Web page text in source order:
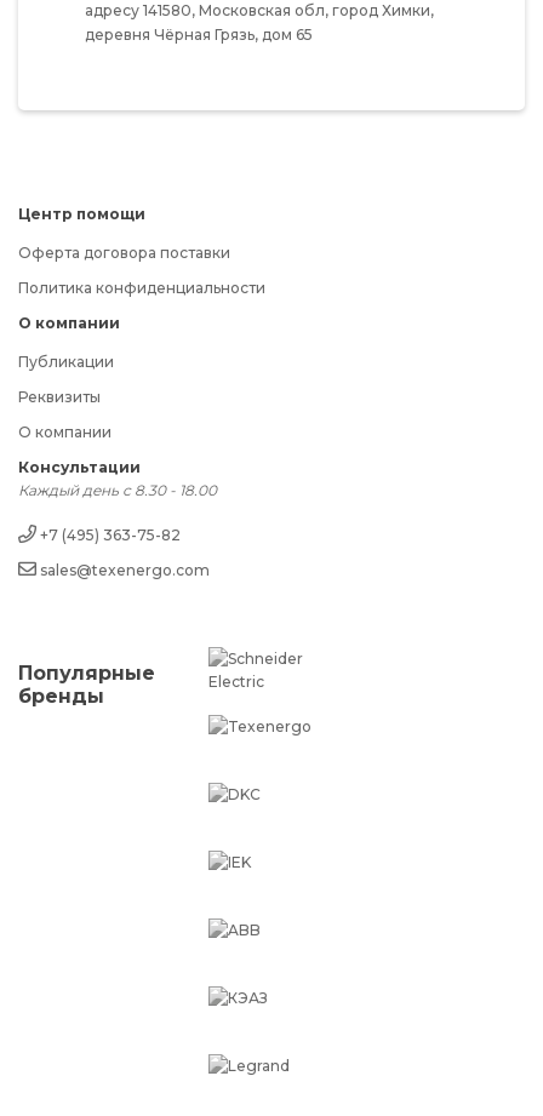
адресу 141580, Московская обл, город Химки,
деревня Чёрная Грязь, дом 65
Центр помощи
Оферта договора поставки
Политика конфиденциальности
О компании
Публикации
Реквизиты
О компании
Консультации
Каждый день с 8.30 - 18.00
+7 (495) 363-75-82
sales@texenergo.com
Популярные
бренды